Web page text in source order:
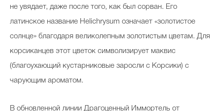
не увядает, даже после того, как был сорван. Его
латинское название Helichrysum означает «золотистое
солнце» благодаря великолепным золотистым цветам. Для
корсиканцев этот цветок символизирует маквис
(благоухающий кустарниковые заросли с Корсики) с
чарующим ароматом.
В обновленной линии Драгоценный Иммортель от